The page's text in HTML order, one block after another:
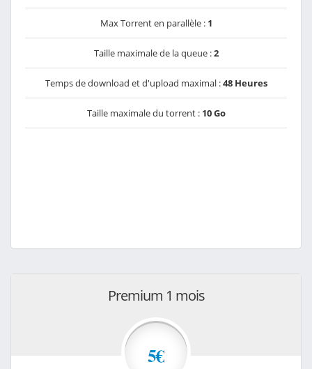
Max Torrent en parallèle : 1
Taille maximale de la queue :2
Temps de download et d'upload maximal :48 Heures
Taille maximale du torrent : 10 Go
Premium 1 mois
5€